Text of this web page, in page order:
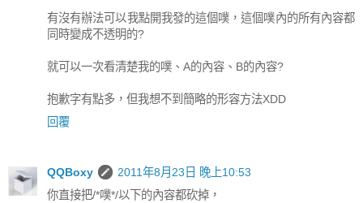
有沒有辦法可以我點開我發的這個噗，這個噗內的所有內容都
同時變成不透明的?
就可以一次看清楚我的噗、A的內容、B的內容?
抱歉字有點多，但我想不到簡略的形容方法XDD
回覆
QQBoxy
2011年8月23日 晚上10:53
你直接把/*噗*/以下的內容都砍掉，